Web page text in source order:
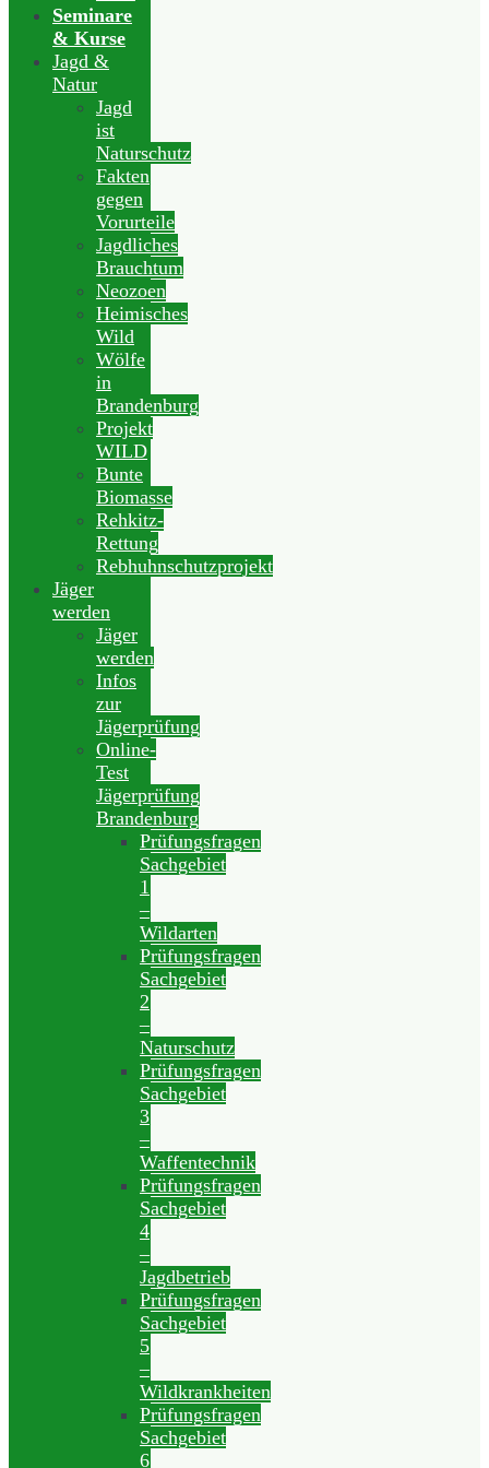
Seminare
& Kurse
Jagd &
Natur
Jagd
ist
Naturschutz
Fakten
gegen
Vorurteile
Jagdliches
Brauchtum
Neozoen
Heimisches
Wild
Wölfe
in
Brandenburg
Projekt
WILD
Bunte
Biomasse
Rehkitz-
Rettung
Rebhuhnschutzprojekt
Jäger
werden
Jäger
werden
Infos
zur
Jägerprüfung
Online-
Test
Jägerprüfung
Brandenburg
Prüfungsfragen
Sachgebiet
1
–
Wildarten
Prüfungsfragen
Sachgebiet
2
–
Naturschutz
Prüfungsfragen
Sachgebiet
3
–
Waffentechnik
Prüfungsfragen
Sachgebiet
4
–
Jagdbetrieb
Prüfungsfragen
Sachgebiet
5
–
Wildkrankheiten
Prüfungsfragen
Sachgebiet
6